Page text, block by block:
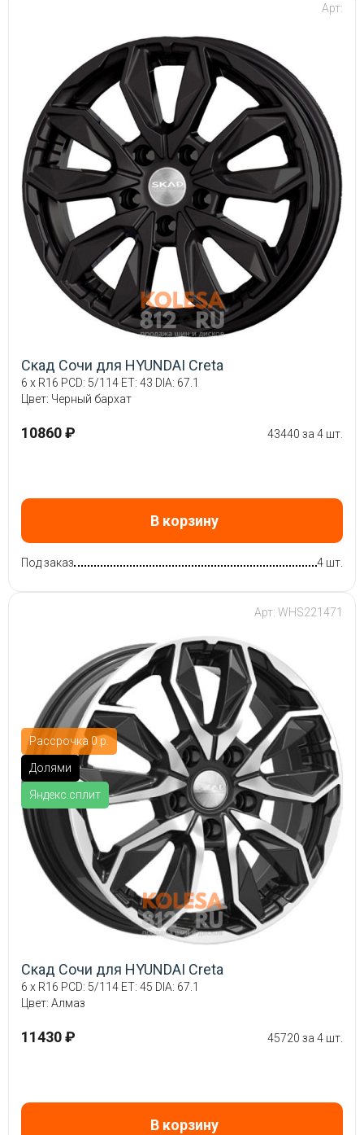
Арт:
Скад Сочи для HYUNDAI Creta
6 x R16 PCD: 5/114 ET: 43 DIA: 67.1
Цвет: Черный бархат
10860 ₽ 43440 за 4 шт.
В корзину
Под заказ 4 шт.
Рассрочка 0 р.
Долями
Яндекс.сплит
Арт: WHS221471
Скад Сочи для HYUNDAI Creta
6 x R16 PCD: 5/114 ET: 45 DIA: 67.1
Цвет: Алмаз
11430 ₽ 45720 за 4 шт.
В корзину